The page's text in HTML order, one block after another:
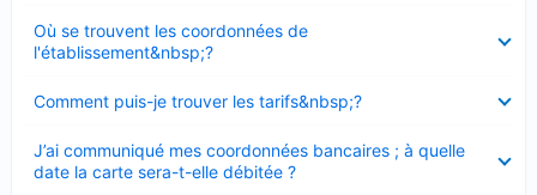
Où se trouvent les coordonnées de
l'établissement&nbsp;?
fermé
Comment puis-je trouver les tarifs&nbsp;?
fermé
J’ai communiqué mes coordonnées bancaires ; à quelle
date la carte sera-t-elle débitée ?
fermé